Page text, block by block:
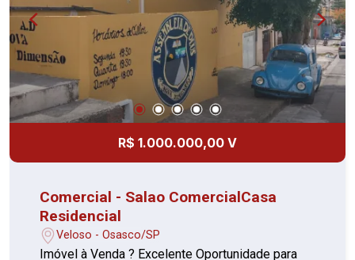
cidade, próximo a pontos de interesse da região,
como estão de Trem de Osasco e Presidente
Altino, terminal de ônibus, Shoppings Center,
Mercado Municipal de Osasco.
R$ 1.000.000,00 V
Comercial - Salao ComercialCasa
Residencial
Veloso - Osasco/SP
Imóvel à Venda ? Excelente Oportunidade para